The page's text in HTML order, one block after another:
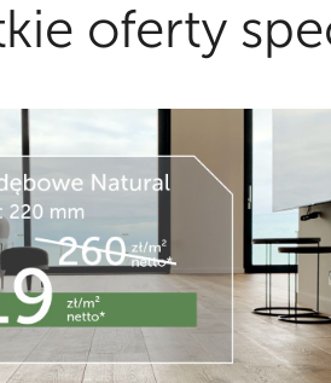
oferty